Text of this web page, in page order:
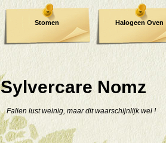
Sylvercare Nomz
Falien lust weinig, maar dit waarschijnlijk wel !
Stomen Halogeen Oven